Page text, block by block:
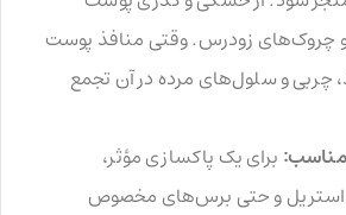
و چروک‌های زودرس. وقتی منافذ پوست
چربی و سلول‌های مرده در آن تجمع
مناسب: برای یک پاکسازی مؤثر،
استریل و حتی برس‌های مخصوص